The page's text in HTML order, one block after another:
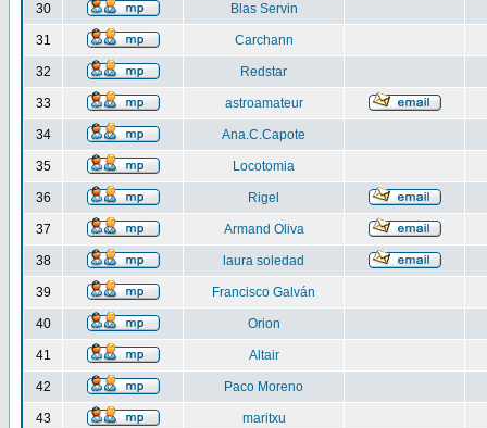
30 Blas Servin
31 Carchann
32 Redstar
33 astroamateur
34 Ana.C.Capote
35 Locotomia
36 Rigel
37 Armand Oliva
38 laura soledad
39 Francisco Galván
40 Orion
41 Altair
42 Paco Moreno
43 maritxu